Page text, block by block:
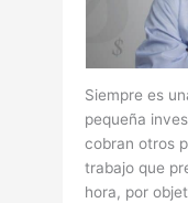
Siempre es
pequeña
cobran otros
trabajo que
hora, por